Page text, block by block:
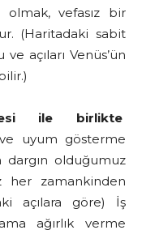
vefasız bir
(Haritadaki sabit
açıları Venüs’ün
ile birlikte
uyum gösterme
dargın olduğumuz
her zamankinden
açılara göre) İş
ağırlık verme